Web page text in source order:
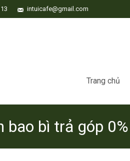
intuicafe@gmail.com
Trang chủ
bao bì trả góp 0%